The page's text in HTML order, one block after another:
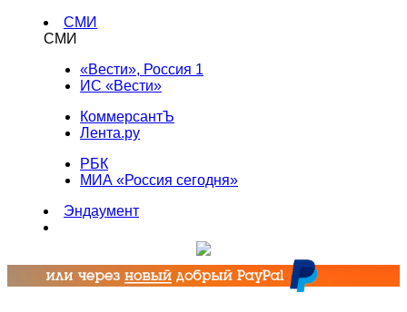
СМИ
СМИ
«Вести», Россия 1
ИС «Вести»
КоммерсантЪ
Лента.ру
РБК
МИА «Россия сегодня»
Эндаумент